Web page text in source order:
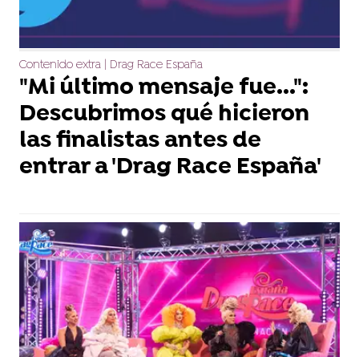
Contenido extra | Drag Race España
"Mi último mensaje fue...":
Descubrimos qué hicieron
las finalistas antes de
entrar a 'Drag Race España'